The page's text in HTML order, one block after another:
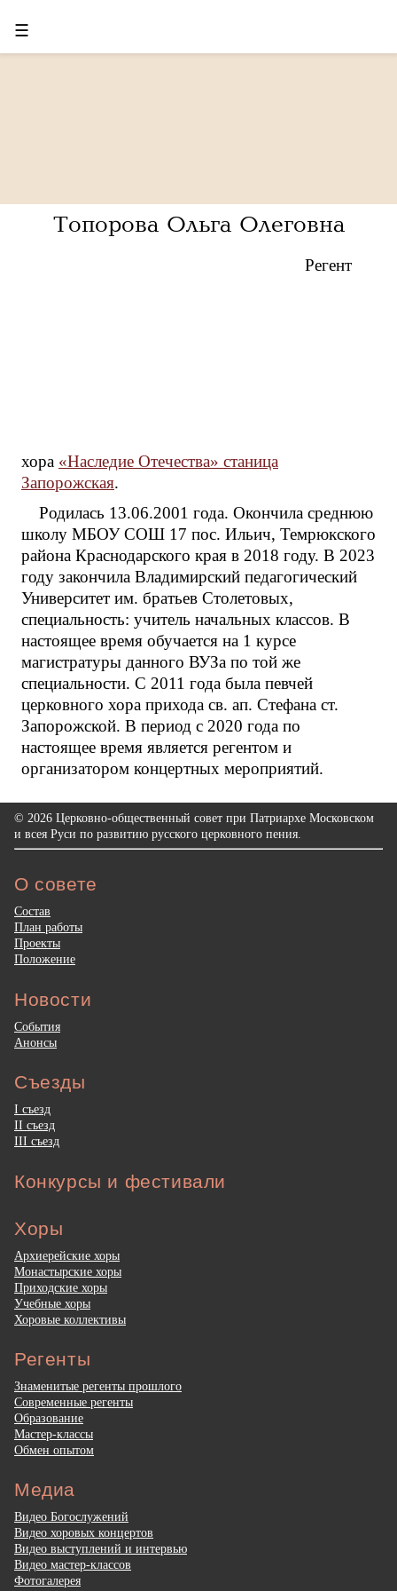
☰
Топорова Ольга Олеговна
Регент
хора «Наследие Отечества» станица
Запорожская.
Родилась 13.06.2001 года. Окончила среднюю
школу МБОУ СОШ 17 пос. Ильич, Темрюкского
района Краснодарского края в 2018 году. В 2023
году закончила Владимирский педагогический
Университет им. братьев Столетовых,
специальность: учитель начальных классов. В
настоящее время обучается на 1 курсе
магистратуры данного ВУЗа по той же
специальности. С 2011 года была певчей
церковного хора прихода св. ап. Стефана ст.
Запорожской. В период с 2020 года по
настоящее время является регентом и
организатором концертных мероприятий.
© 2026 Церковно-общественный совет при Патриархе Московском
и всея Руси по развитию русского церковного пения.
О совете
Состав
План работы
Проекты
Положение
Новости
События
Анонсы
Съезды
I съезд
II съезд
III съезд
Конкурсы и фестивали
Хоры
Архиерейские хоры
Монастырские хоры
Приходские хоры
Учебные хоры
Хоровые коллективы
Регенты
Знаменитые регенты прошлого
Современные регенты
Образование
Мастер-классы
Обмен опытом
Медиа
Видео Богослужений
Видео хоровых концертов
Видео выступлений и интервью
Видео мастер-классов
Фотогалерея